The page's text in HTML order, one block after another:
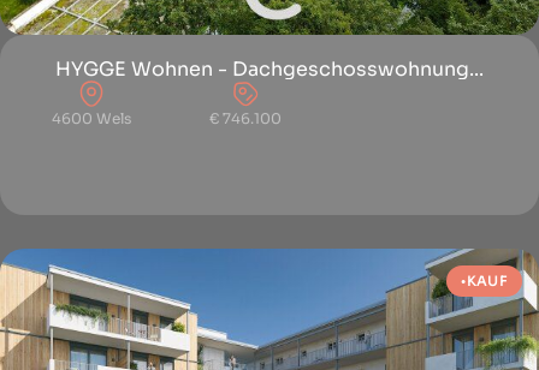
HYGGE Wohnen - Dachgeschosswohnung...
4600 Wels € 746.100
KAUF